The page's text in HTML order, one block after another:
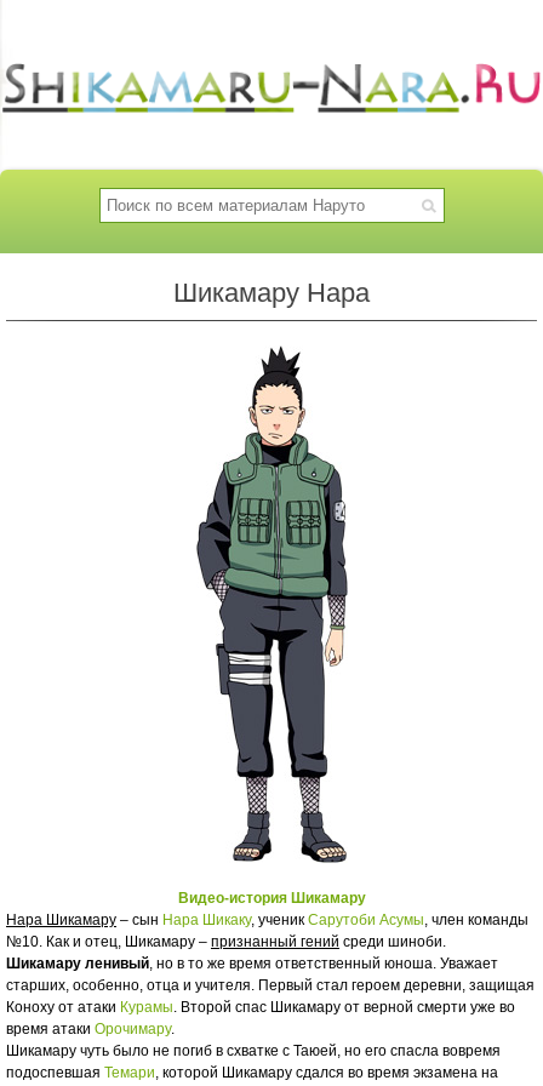
Шикамару Нара
Видео-история Шикамару
Нара Шикамару – сын Нара Шикаку, ученик Сарутоби Асумы, член команды
№10. Как и отец, Шикамару – признанный гений среди шиноби.
Шикамару ленивый, но в то же время ответственный юноша. Уважает
старших, особенно, отца и учителя. Первый стал героем деревни, защищая
Коноху от атаки Курамы. Второй спас Шикамару от верной смерти уже во
время атаки Орочимару.
Шикамару чуть было не погиб в схватке с Таюей, но его спасла вовремя
подоспевшая Темари, которой Шикамару сдался во время экзамена на